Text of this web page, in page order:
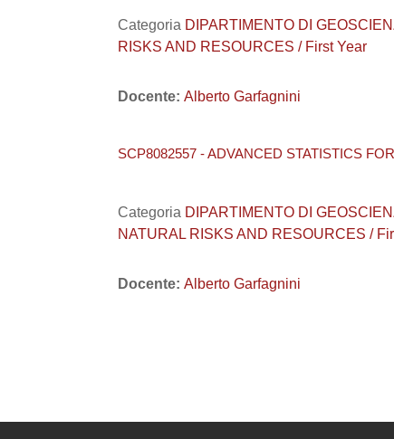
Categoria DIPARTIMENTO DI
RISKS AND RESOURCES / First Year
Docente: Alberto Garfagnini
SCP8082557 - ADVANCED STATISTICS
Categoria DIPARTIMENTO DI
NATURAL RISKS AND RESOURCES /
Docente: Alberto Garfagnini